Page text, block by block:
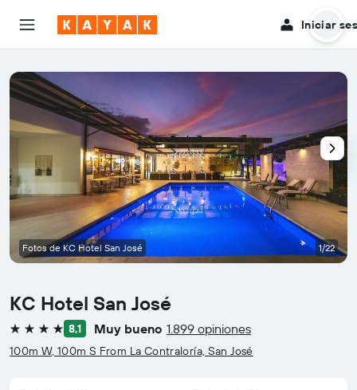
Iniciar
KC Hotel San José
4 estrellas 8,1 Muy bueno 1.899 opiniones
100m W, 100m S From La Contraloría, San José
Fotos de KC Hotel San José 1/22